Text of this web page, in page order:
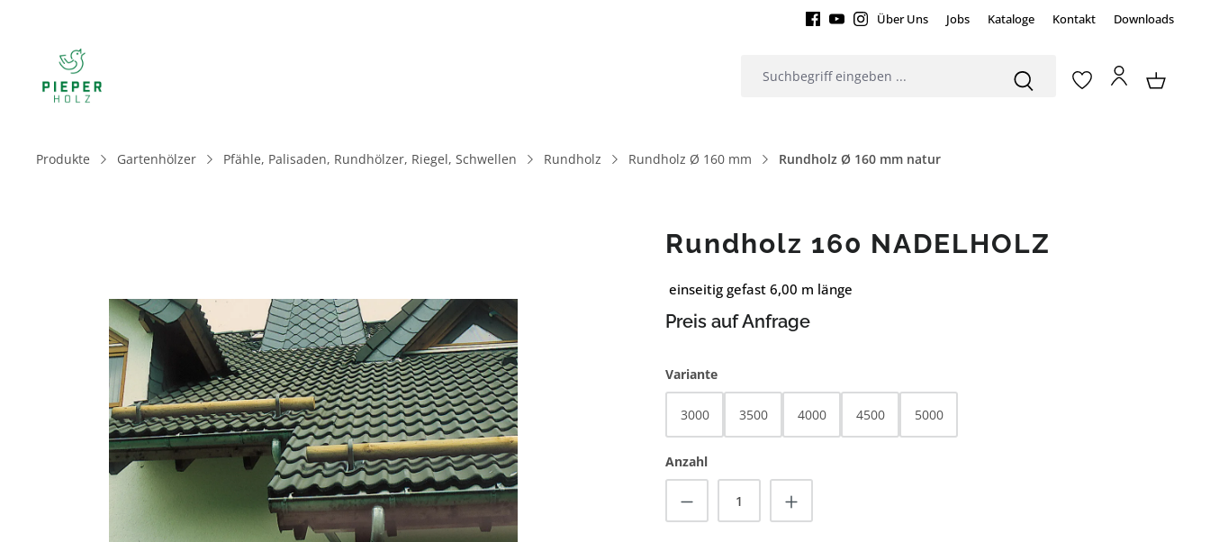
Über Uns Jobs Kataloge Kontakt Downloads
Produkte Gartenhölzer Pfähle, Palisaden, Rundhölzer, Riegel, Schwellen Rundholz Rundholz Ø 160 mm Rundholz Ø 160 mm natur
Rundholz 160 NADELHOLZ
einseitig gefast 6,00 m länge
Preis auf Anfrage
Varianteauswählen
3000 3500 4000 4500 5000
Anzahl
Produkt Anzahl: Gib den gewünschten Wert ein